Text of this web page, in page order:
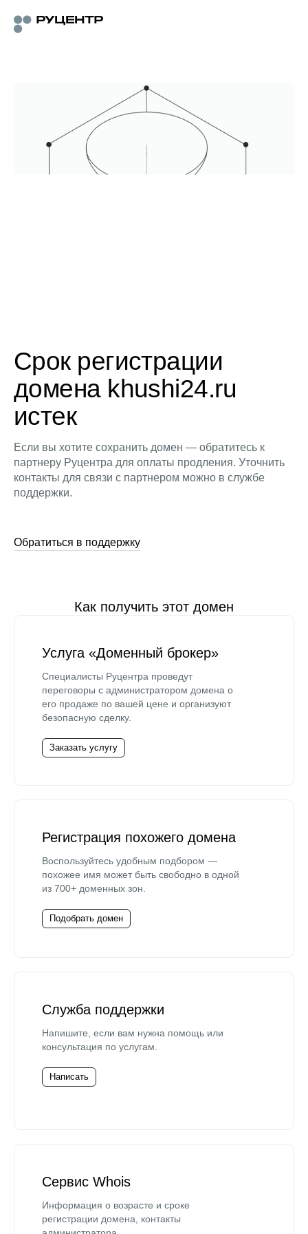
Срок регистрации
домена khushi24.ru
истек
Если вы хотите сохранить домен — обратитесь к
партнеру Руцентра для оплаты продления. Уточнить
контакты для связи с партнером можно в службе
поддержки.
Обратиться в поддержку
Как получить этот домен
Услуга «Доменный брокер»
Специалисты Руцентра проведут
переговоры с администратором домена о
его продаже по вашей цене и организуют
безопасную сделку.
Заказать услугу
Регистрация похожего домена
Воспользуйтесь удобным подбором —
похожее имя может быть свободно в одной
из 700+ доменных зон.
Подобрать домен
Служба поддержки
Напишите, если вам нужна помощь или
консультация по услугам.
Написать
Сервис Whois
Информация о возрасте и сроке
регистрации домена, контакты